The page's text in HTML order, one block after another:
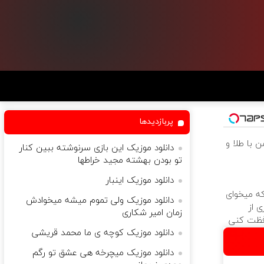
با طلا و
میخوای
از
کنی
پربازدیدها
دانلود موزیک این بازی سرنوشته ببین کنار
تو بودن بهشته مجید خراطها
دانلود موزیک اینبار
دانلود موزیک ولی تموم میشه میخوادش
زمان امیر شکاری
دانلود موزیک کوچه ی ما محمد قریشی
دانلود موزیک میچرخه هی عشق تو رگم